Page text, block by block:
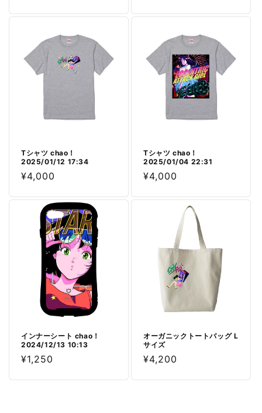
価
Tシャツ chao！
2025/01/12 17:34
通
¥4,000
Tシャツ chao！
2025/01/04 22:31
通
¥4,000
インナーシート chao！
2024/12/13 10:13
通
¥1,250
オーガニックトートバッグ L
サイズ
通
¥4,200